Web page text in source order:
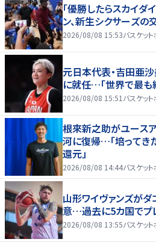
「優勝したらスカイダ
ン、新生シクサーズの
2026/08/08 15:53バスケッ
元日本代表・吉田亜
に就任…「世界で最も
2026/08/08 15:51 バスケッ
根來新之助がユース
河に復帰…「培ってき
還元」
2026/08/08 14:44バスケッ
山形ワイヴァンズがダ
意…過去に5カ国でプ
2026/08/08 13:55バスケッ